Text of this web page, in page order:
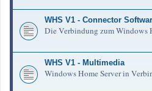
WHS V1 - Connector
Die Verbindung zum Windows
WHS V1 - Multimedia
Windows Home Server in